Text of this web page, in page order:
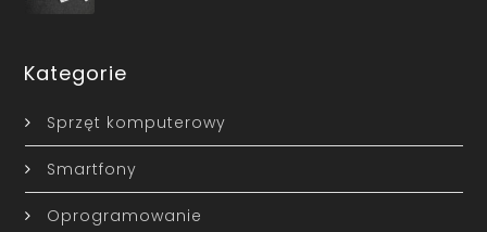
Kategorie
Sprzęt komputerowy
Smartfony
Oprogramowanie